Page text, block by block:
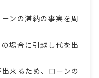
ンの滞納の事実を周
場合に引越し代を出
来るため、ローンの